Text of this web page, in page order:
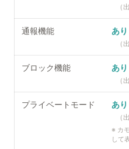
（
通報機能 あり
（
ブロック機能 あり
（
プライベートモード あり
（
※ カ
して